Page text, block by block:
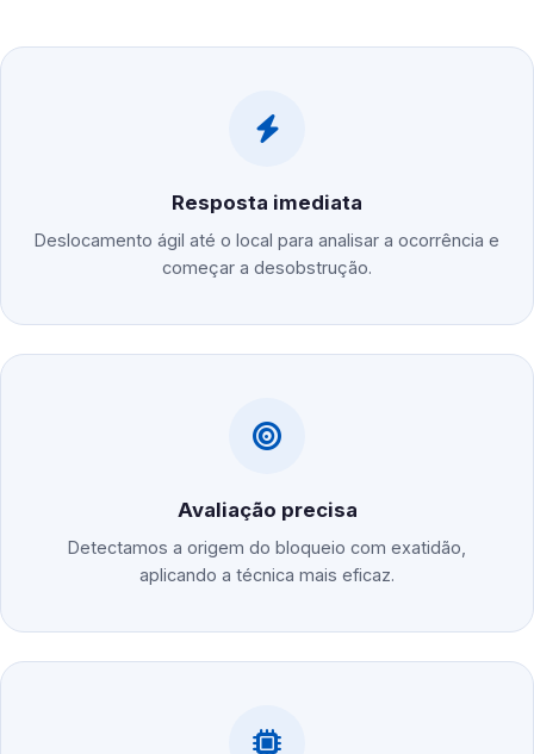
Resposta imediata
Deslocamento ágil até o local para analisar a ocorrência e
começar a desobstrução.
Avaliação precisa
Detectamos a origem do bloqueio com exatidão,
aplicando a técnica mais eficaz.